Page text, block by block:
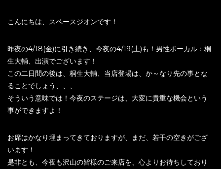
こんにちは、スペースジオンです！
昨夜の4/18(金)に引き続き、今夜の4/19(土)も！男性ボーカル：桐
生大輔、出演でございます！
この二日間の後は、桐生大輔、当店登場は、か～なり先の事とな
ることでしょう、、、
そういう意味では！今夜のステージは、大変に貴重な機会という
事ができますよ！
お席はかなり埋まってきておりますが、まだ、若干の空きがござ
います！
是非とも、今夜も沢山の皆様のご来店を、心よりお待ちしており